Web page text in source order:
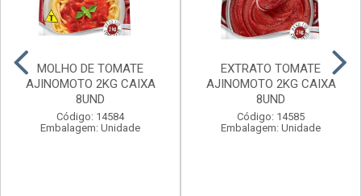
MOLHO DE TOMATE
AJINOMOTO 2KG CAIXA
8UND
Código: 14584
Embalagem: Unidade
EXTRATO TOMATE
AJINOMOTO 2KG CAIXA
8UND
Código: 14585
Embalagem: Unidade